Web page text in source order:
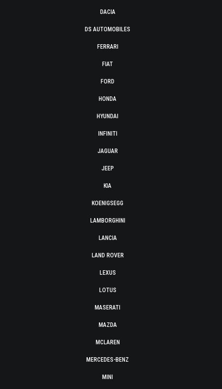
DACIA
DS AUTOMOBILES
FERRARI
FIAT
FORD
HONDA
HYUNDAI
INFINITI
JAGUAR
JEEP
KIA
KOENIGSEGG
LAMBORGHINI
LANCIA
LAND ROVER
LEXUS
LOTUS
MASERATI
MAZDA
MCLAREN
MERCEDES-BENZ
MINI